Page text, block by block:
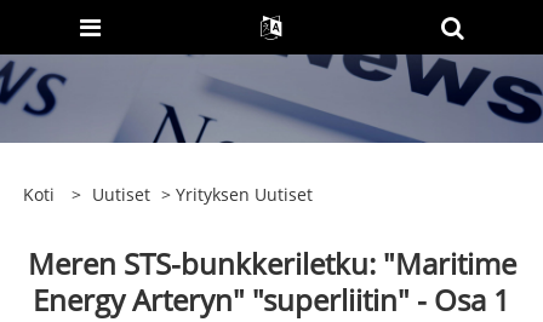
Koti > Uutiset > Yrityksen Uutiset
Meren STS-bunkkeriletku: "Maritime
Energy Arteryn" "superliitin" - Osa 1